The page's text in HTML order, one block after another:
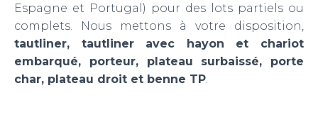
Espagne et Portugal) pour des lots partiels ou
complets. Nous mettons à votre disposition,
tautliner, tautliner avec hayon et chariot
embarqué, porteur, plateau surbaissé, porte
char, plateau droit et benne TP